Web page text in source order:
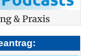
& Praxis